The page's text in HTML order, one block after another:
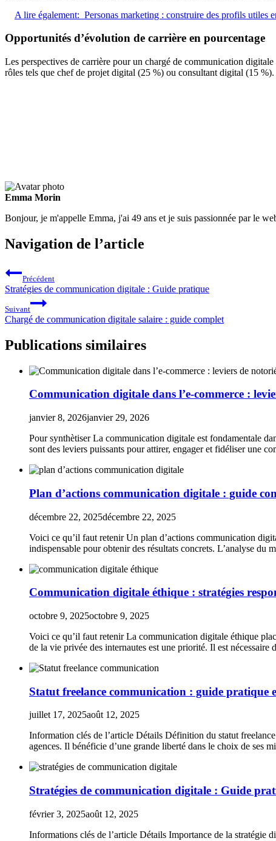
A lire également: Personas marketing : construire des profils utiles
Opportunités d’évolution de carrière en pourcentage
Les perspectives de carrière pour un chargé de communication
rôles tels que chef de projet digital (25 %) ou consultant digital (15
Emma Morin
Bonjour, je m'appelle Emma, j'ai 49 ans et je suis passionnée par le
Navigation de l’article
Précédent
Stratégies de communication digitale : Guide pratique
Suivant
Chargé de communication digitale salaire : guide complet
Publications similaires
Communication digitale dans l’e-commerce :
janvier 8, 2026janvier 29, 2026
Pour synthètiser La communication digitale est fondamentale
sont des leviers puissants pour attirer, engager et fidéliser une
Plan d’actions communication digitale : guide
décembre 22, 2025décembre 22, 2025
Voici ce qu’il faut retenir Un plan d’actions communication
indispensable pour obtenir des résultats concrets. L’analyse du
Communication digitale éthique : stratégies
octobre 9, 2025octobre 9, 2025
Voici ce qu’il faut retenir La communication digitale éthique
de la vie privée des internautes est une priorité. Il est
Statut freelance communication : guide pratique
juillet 17, 2025août 12, 2025
Information clés de l’article Détails Définition du statut
agences. Il bénéficie d’une grande liberté dans le choix de
Stratégies de communication digitale : Guide
février 3, 2025août 12, 2025
Informations clés de l’article Détails Importance de la stratégie